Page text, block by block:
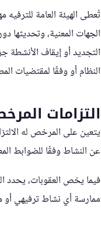
تُعطى الهيئة العامة
الجهات المعنية،
التجديد أو إيقاف الأنشطة
النظام أو وفقًا لمقتضيات
التزامات
يتعين على المرخص له
عن النشاط وفقًا للضوابط
فيما يخص العقوبات، يحدد
ممارسة أي نشاط ترفيهي أو